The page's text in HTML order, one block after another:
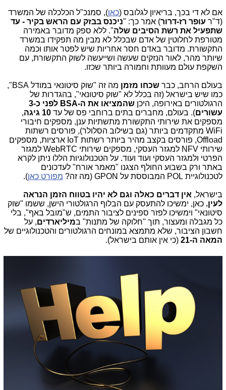
אם לא די בכך, בריאיון לגלובס (כאן), סמנכ"ל הכלכלה של המשרד
(ד"ר עופר רז-דרור) אמר כך: "ניכנס בבזק עם הראש בקיר - עד
שתפעיל את רשת הסיבים שלה". ללא ספק מדובר באמירה
מטורפת לחלוטין של אדם שבכלל לא מבין מה תפקידו במשרד
התקשורת. מדובר באדם חסר אחריות שיש לפטר אותו וכמה
שיותר מהר, לאור הנזקים שעשה ושייעשה לשוק התקשורת, עם
השקפת עולם מעוותת וחמורה ביותר שכזו.
בעולם הרחב, כבר שכחו מזמן
מה זה "שוק סיטונאי במודל BSA",
כמו שיש בישראל (זה בכלל לא "שוק סיטונאי", בהגדרות של
הרגולטורים באירופה, היכן
שהמציאו את ה-BSA לפני כ-3
עשורים). בעולם, מחברים בתים ברוחבי פס של עד 10 גיגה
,
מספקים את שירותי התקשורת מתשתיות ענן, מספקים חיבורי
WiFi מתקדמים ביותר (גם בשילוב הסלולר), פורסים רשתות
Offload, פורסים בקצב מהיר ביותר רשתות IoT ארציות, מספקים
שירותי NFV למגזר העסקי, מספקים שירותי WebRTC למגזר
הפרטי ולמגזר העסקי ועוד ועוד. על הטכנולוגיות הללו ניתן לקרא
באתר ורק בשבוע החולף הצגנו "מאמר אורח" לעדכונים
לטכנולוגיית POL המבוססת על GPON (מה זה?
מפורט כאן).
בישראל, אין דברים כאלה וגם לא יהיו בטווח הזמן הנראה
לעין. כאן, ימשיכו להתעסק עם הבלוף הרגולטורי הישן, ששמו "שוק
סיטונאי" וימשיכו לפזר ספינים לציבור התמים, ש"מובל באף", בלי
כל מגבלה ומעצור, תוך "חלוקה של מתנות" במיליארדים, על
חשבון הציבור, שלא מתמצא במונחים הרגולטורים והטכנולוגיים של
המאה ה-21
(כי אין אותם בישראל).